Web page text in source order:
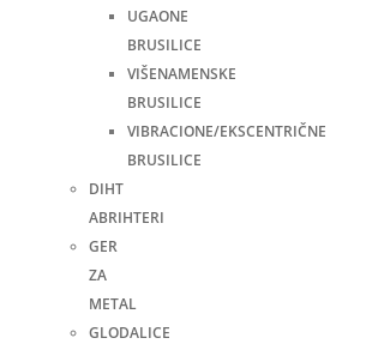
UGAONE
BRUSILICE
VIŠENAMENSKE
BRUSILICE
VIBRACIONE/EKSCENTRIČNE
BRUSILICE
DIHT
ABRIHTERI
GER
ZA
METAL
GLODALICE